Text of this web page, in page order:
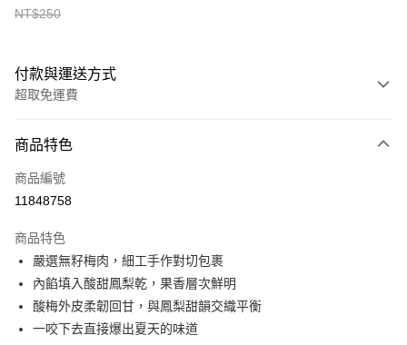
NT$250
付款與運送方式
超取免運費
全家線上支付
超商取貨付款
運送方式
全家取貨付款
免運費
常溫-付款後全家取貨
商品特色
商品編號
11848758
商品特色
嚴選無籽梅肉，細工手作對切包裹
內餡填入酸甜鳳梨乾，果香層次鮮明
酸梅外皮柔韌回甘，與鳳梨甜韻交織平衡
一咬下去直接爆出夏天的味道